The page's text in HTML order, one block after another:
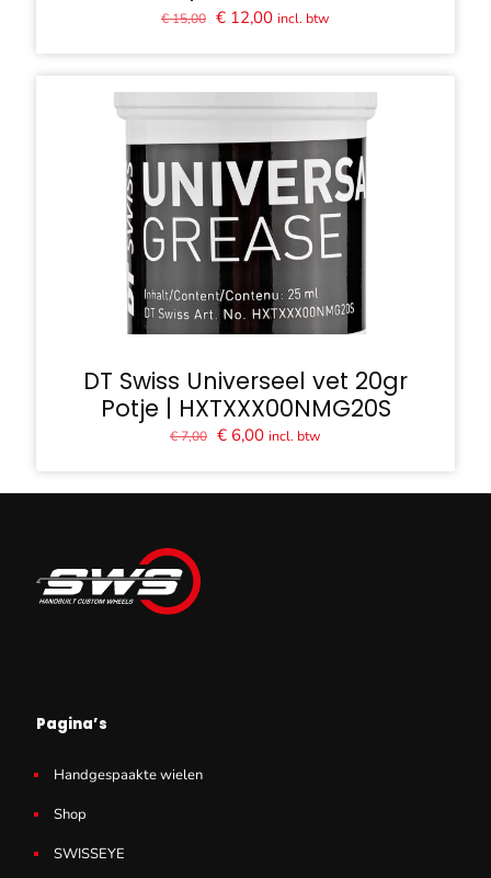
€15,00 Oorspronkelijke
€ 12,00Huidige
incl. btw
DT Swiss Universeel vet 20gr
Potje | HXTXXX00NMG20S
€7,00 Oorspronkelijke
€ 7,00.
€ 6,00Huidige
€ 6,00.
incl. btw
Pagina’s
Handgespaakte wielen
Shop
SWISSEYE